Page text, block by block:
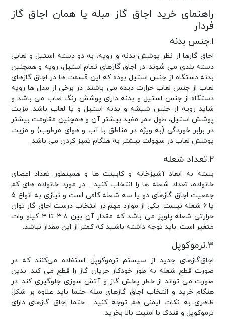
راهنمای خرید اجاق گاز مبله یا همان اجاق گاز
فردار
۱.جنس بدنه
اجاق گازها از نظر پوشش بدنه و رویه، به دو دسته استیل و لعابی
دسته بندی می شوند. در اجاق گازهای تمام استیل، رویه و همچنین
بدنه دستگاه از جنس استیل بوده که این قسمت ها در اجاق گازهای
لعاب از جنس لعاب حرارت دیده می باشند. در برخی از مدل ها رویه
دستگاه از جنس استیل و بدنه دارای پوشش رنگ لعاب می باشد و
شاید رویه از جنس شیشه و بدنه استیل و یا لعاب باشد. مزیت
پوشش استیل، طول عمر مفید بیشتر آن و همچنین مقاومت بیشتر
در برابر خوردگی (به ویژه در مناطق با آب و هوای مرطوب) و مزیت
پوشش لعاب در سهولت بیشتر به هنگام تمیز کردن می باشد.
۲.تعداد شعله
بسته به ابعاد آشپزخانه و کابینت ها و همینطور تعداد اعضای
خانواده، تعداد شعله ها را انتخاب کنید . در مورد خانواده های کم
جمعیت اجاق گازهای دو یا سه شعله کافی است و نیازی به انواع ۵
یا ۶ شعله نیست .یکی از موارد مهم در انتخاب درست اجاق گاز توان
حرارتی شعله پلوپز می باشد که مقدار آن بین ۳.۸ تا ۴ کیلو وات
متغیر است. باید توجه داشته باشید که کمتر از این مقدار نباشد.
۳.ترموکوپل
اجاق‌گازهای جدید از سیستم ترموکوپل استفاده می‌کنند که در
صورت قطع شعله به طور خودکار جریان گاز را قطع می کند. بدین
صورت می تواند از خطر پخش گاز و آتش سوزی جلوگیری کند. در
هنگام خرید و انتخاب اجاق گازهای مبله حتما باید علاوه بر شکل
ظاهری به نکات ایمنی هم توجه کنید . حتما اجاق گازهای دارای
ترموکوپل و فندک با امنیت بالا بخرید.